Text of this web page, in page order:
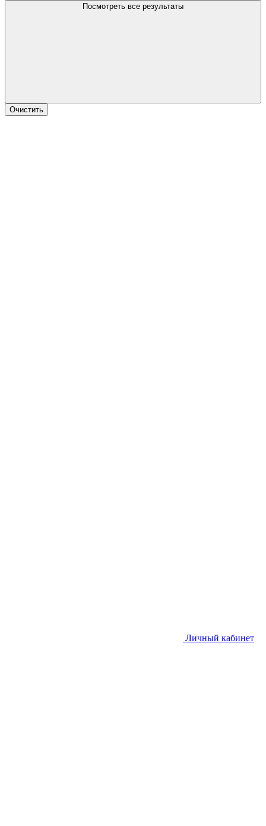
Посмотреть все результаты
Очистить
Личный кабинет